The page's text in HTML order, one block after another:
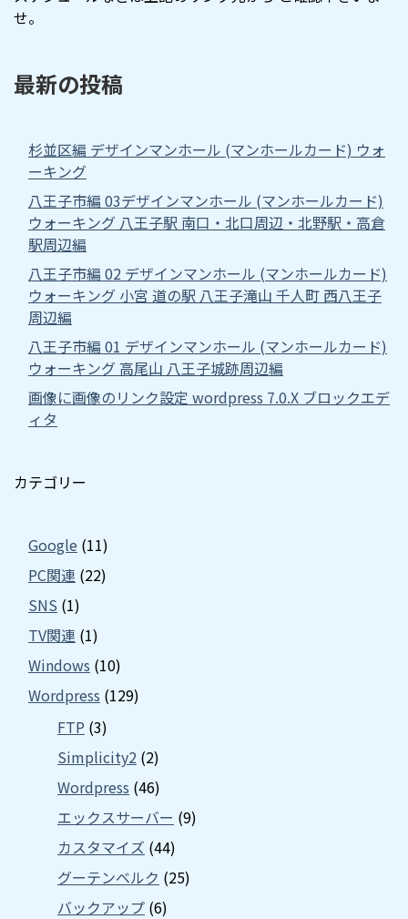
せ。
最新の投稿
杉並区編 デザインマンホール (マンホールカード) ウォ
ーキング
八王子市編 03デザインマンホール (マンホールカード)
ウォーキング 八王子駅 南口・北口周辺・北野駅・高倉
駅周辺編
八王子市編 02 デザインマンホール (マンホールカード)
ウォーキング 小宮 道の駅 八王子滝山 千人町 西八王子
周辺編
八王子市編 01 デザインマンホール (マンホールカード)
ウォーキング 高尾山 八王子城跡周辺編
画像に画像のリンク設定 wordpress 7.0.X ブロックエデ
ィタ
カテゴリー
Google (11)
PC関連 (22)
SNS (1)
TV関連 (1)
Windows (10)
Wordpress (129)
FTP (3)
Simplicity2 (2)
Wordpress (46)
エックスサーバー (9)
カスタマイズ (44)
グーテンベルク (25)
バックアップ (6)